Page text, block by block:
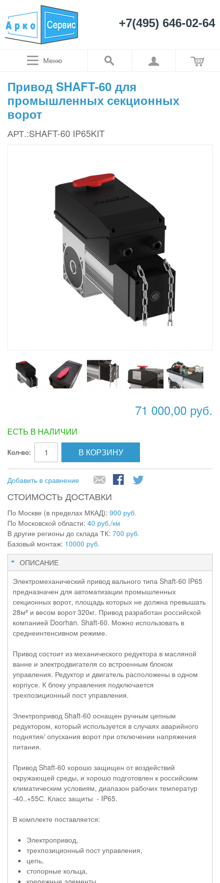
+7(495) 646-02-64
Меню
Привод SHAFT-60 для
промышленных секционных
ворот
АРТ.:SHAFT-60 IP65KIT
71 000,00 руб.
ЕСТЬ В НАЛИЧИИ
Кол-во: В КОРЗИНУ
Добавить в сравнение
СТОИМОСТЬ ДОСТАВКИ
По Москве (в пределах МКАД): 900 руб.
По Московской области: 40 руб./км
В другие регионы до склада ТК: 700 руб.
Базовый монтаж: 10000 руб.
ОПИСАНИЕ
Электромеханический привод вального типа Shaft-60 IP65
предназначен для автоматизации промышленных
секционных ворот, площадь которых не должна превышать
28м² и весом ворот 320кг. Привод разработан российской
компанией Doorhan. Shaft-60. Можно использовать в
среднеинтенсивном режиме.
Привод состоит из механического редуктора в масляной
ванне и электродвигателя со встроенным блоком
управления. Редуктор и двигатель расположены в одном
корпусе. К блоку управления подключается
трехпозиционный пост управления.
Электропривод Shaft-60 оснащен ручным цепным
редуктором, который используется в случаях аварийного
поднятия/ опускания ворот при отключении напряжения
питания.
Привод Shaft-60 хорошо защищен от воздействий
окружающей среды, и хорошо подготовлен к российским
климатическим условиям, диапазон рабочих температур
-40..+55С. Класс защиты - IP65.
В комплекте поставляется:
Электропривод,
трехпозиционный пост управления,
цепь,
стопорные кольца,
крепежные элементы.